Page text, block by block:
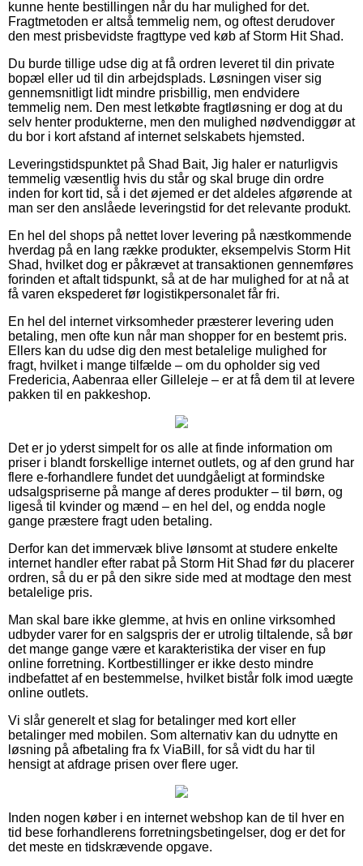
kunne hente bestillingen når du har mulighed for det.
Fragtmetoden er altså temmelig nem, og oftest derudover
den mest prisbevidste fragttype ved køb af Storm Hit Shad.
Du burde tillige udse dig at få ordren leveret til din private
bopæl eller ud til din arbejdsplads. Løsningen viser sig
gennemsnitligt lidt mindre prisbillig, men endvidere
temmelig nem. Den mest letkøbte fragtløsning er dog at du
selv henter produkterne, men den mulighed nødvendiggør at
du bor i kort afstand af internet selskabets hjemsted.
Leveringstidspunktet på Shad Bait, Jig haler er naturligvis
temmelig væsentlig hvis du står og skal bruge din ordre
inden for kort tid, så i det øjemed er det aldeles afgørende at
man ser den anslåede leveringstid for det relevante produkt.
En hel del shops på nettet lover levering på næstkommende
hverdag på en lang række produkter, eksempelvis Storm Hit
Shad, hvilket dog er påkrævet at transaktionen gennemføres
forinden et aftalt tidspunkt, så at de har mulighed for at nå at
få varen ekspederet før logistikpersonalet får fri.
En hel del internet virksomheder præsterer levering uden
betaling, men ofte kun når man shopper for en bestemt pris.
Ellers kan du udse dig den mest betalelige mulighed for
fragt, hvilket i mange tilfælde – om du opholder sig ved
Fredericia, Aabenraa eller Gilleleje – er at få dem til at levere
pakken til en pakkeshop.
Det er jo yderst simpelt for os alle at finde information om
priser i blandt forskellige internet outlets, og af den grund har
flere e-forhandlere fundet det uundgåeligt at formindske
udsalgspriserne på mange af deres produkter – til børn, og
ligeså til kvinder og mænd – en hel del, og endda nogle
gange præstere fragt uden betaling.
Derfor kan det immervæk blive lønsomt at studere enkelte
internet handler efter rabat på Storm Hit Shad før du placerer
ordren, så du er på den sikre side med at modtage den mest
betalelige pris.
Man skal bare ikke glemme, at hvis en online virksomhed
udbyder varer for en salgspris der er utrolig tiltalende, så bør
det mange gange være et karakteristika der viser en fup
online forretning. Kortbestillinger er ikke desto mindre
indbefattet af en bestemmelse, hvilket bistår folk imod uægte
online outlets.
Vi slår generelt et slag for betalinger med kort eller
betalinger med mobilen. Som alternativ kan du udnytte en
løsning på afbetaling fra fx ViaBill, for så vidt du har til
hensigt at afdrage prisen over flere uger.
Inden nogen køber i en internet webshop kan de til hver en
tid bese forhandlerens forretningsbetingelser, dog er det for
det meste en tidskrævende opgave.